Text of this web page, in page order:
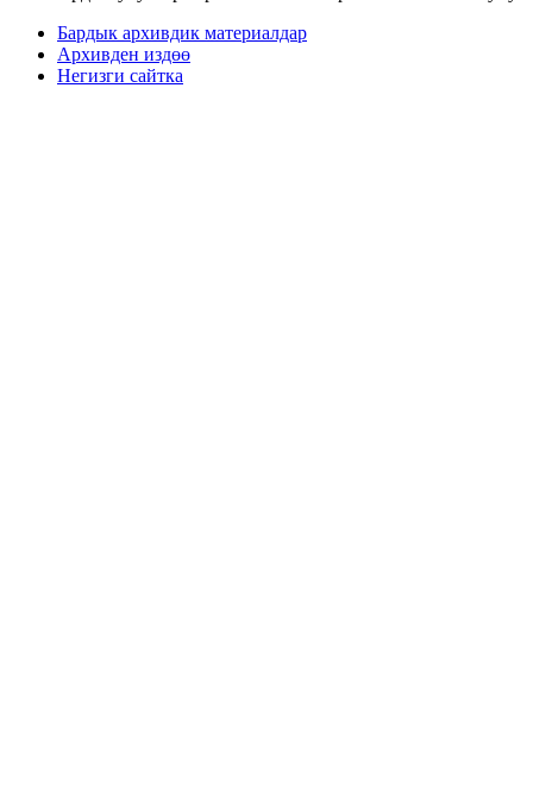
Бардык архивдик материалдар
Архивден издөө
Негизги сайтка